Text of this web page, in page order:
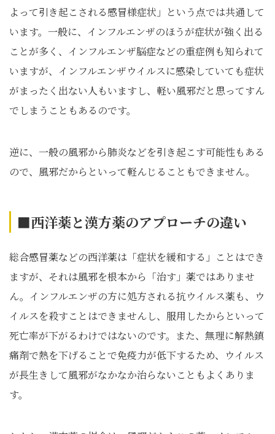
よって引き起こされる感冒様症状」という点では共通して
います。一般に、インフルエンザのほうが症状が強く出る
ことが多く、インフルエンザ脳症などの重症例も知られて
いますが、インフルエンザウイルスに感染していても症状
がまったく出ない人もいますし、軽い風邪だと思ってすん
でしまうこともあるのです。
逆に、一般の風邪から肺炎などを引き起こす可能性もある
ので、風邪だからといって軽んじることもできません。
■西洋薬と漢方薬のアプローチの違い
総合感冒薬などの西洋薬は「症状を緩和する」ことはでき
ますが、それは風邪を根本から「治す」薬ではありませ
ん。インフルエンザの方に処方される抗ウイルス薬も、ウ
イルスを殺すことはできませんし、服用したからといって
死亡率が下がるわけではないのです。また、無理に解熱鎮
痛剤で熱を下げることで免疫力が低下するため、ウイルス
が長生きして風邪がなかなか治らないこともよくありま
す。